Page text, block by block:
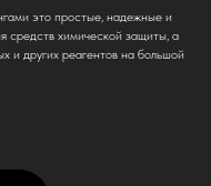
это простые, надежные и
средств химической защиты, а
и других реагентов на большой